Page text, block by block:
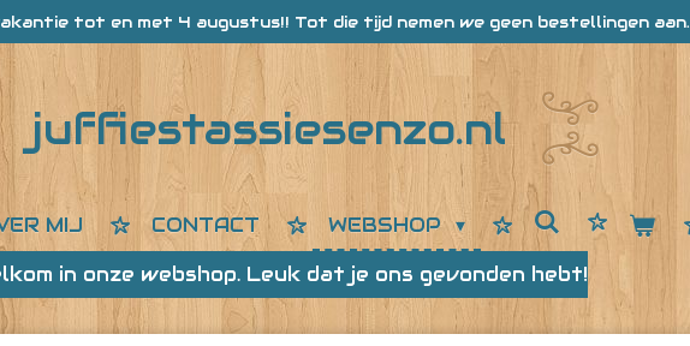
tot en met 4 augustus!! Tot die tijd nemen we geen bestellingen aan.
juffiestassiesenzo.nl
MIJ CONTACT
WEBSHOP
in onze webshop. Leuk dat je ons gevonden hebt!